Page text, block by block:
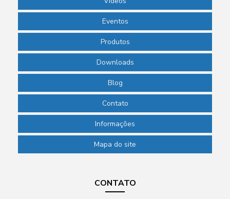
Eventos
Produtos
Downloads
Blog
Contato
Informações
Mapa do site
CONTATO